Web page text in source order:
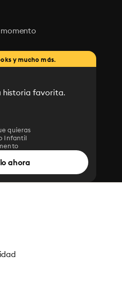
y mucho más.
historia favorita.
quieras
Infantil
ahora